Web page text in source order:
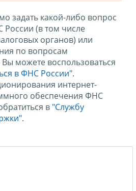
задать какой-либо вопрос
России (в том числе
органов) или
по вопросам
можете воспользоваться
в ФНС России".
интернет-
обеспечения ФНС
в "Службу